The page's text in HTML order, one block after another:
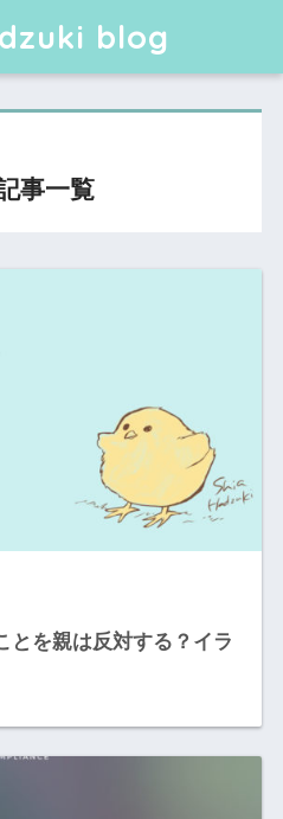
blog
事一覧
とを親は反対する？イラ